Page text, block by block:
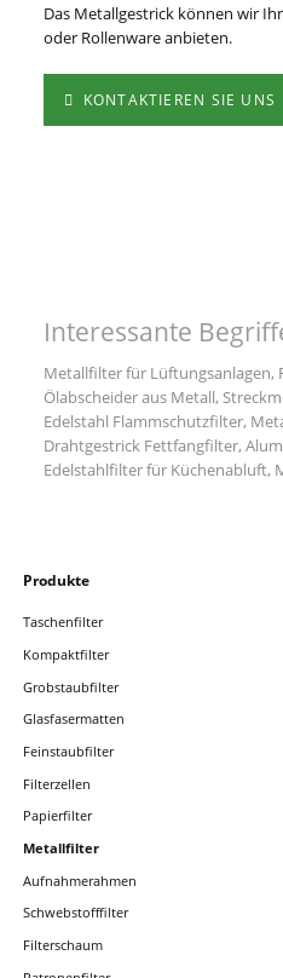
Das Metallgestrick können wir
oder Rollenware anbieten.
KONTAKTIEREN SIE UNS
Interessante
Metallfilter für Lüftungsanlagen,
Ölabscheider aus Metall,
Edelstahl Flammschutzfilter,
Drahtgestrick Fettfangfilter,
Edelstahlfilter für Küchenabluft,
Navigation
Produkte
Taschenfilter
Kompaktfilter
Grobstaubfilter
Glasfasermatten
Feinstaubfilter
Filterzellen
Papierfilter
Metallfilter
Aufnahmerahmen
Schwebstofffilter
Filterschaum